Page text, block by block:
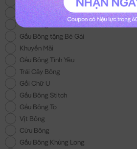
Chuột Bông Capybara
Gấu Bông Noel
Gấu Bông tặng Bé Gái
Khuyến Mãi
Gấu Bông Tình Yêu
Trái Cây Bông
Gối Chữ U
Gấu Bông Stitch
Gấu Bông To
Vịt Bông
Cừu Bông
Gấu Bông Khủng Long